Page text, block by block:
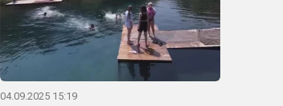
04.09.2025 15:19